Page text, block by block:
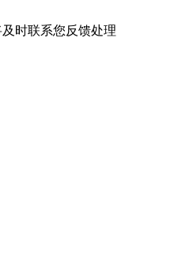
及时联系您反馈处理